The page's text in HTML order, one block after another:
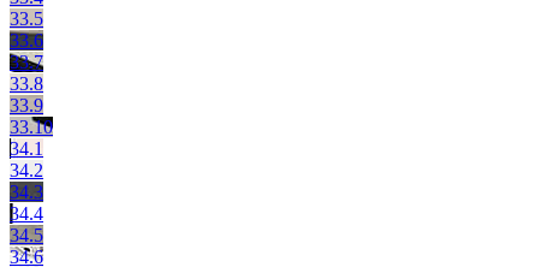
33.5
33.6
33.7
33.8
33.9
33.10
34.1
34.2
34.3
34.4
34.5
34.6